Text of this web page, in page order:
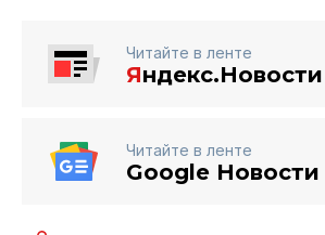
Читайте в ленте
Яндекс.Новости
Читайте в ленте
Google Новости